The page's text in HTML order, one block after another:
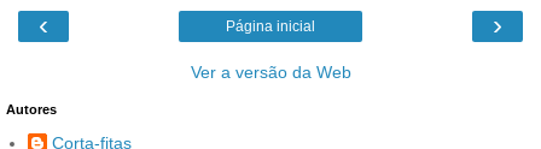
‹ ›
Página inicial
Ver a versão da Web
Autores
Corta-fitas